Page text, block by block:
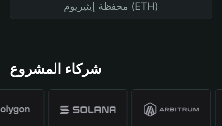
محفظة إيثيريوم (ETH)
شركاء المشروع